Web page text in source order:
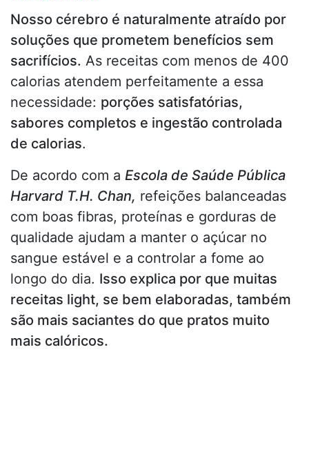
Nosso cérebro é naturalmente atraído por
soluções que prometem benefícios sem
sacrifícios. As receitas com menos de 400
calorias atendem perfeitamente a essa
necessidade: porções satisfatórias,
sabores completos e ingestão controlada
de calorias.
De acordo com a Escola de Saúde Pública
Harvard T.H. Chan, refeições balanceadas
com boas fibras, proteínas e gorduras de
qualidade ajudam a manter o açúcar no
sangue estável e a controlar a fome ao
longo do dia. Isso explica por que muitas
receitas light, se bem elaboradas, também
são mais saciantes do que pratos muito
mais calóricos.